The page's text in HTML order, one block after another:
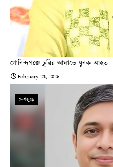
গোবিন্দগঞ্জে চুরির আঘাতে যুবক আহত
February 23, 2026
দেশজুড়ে